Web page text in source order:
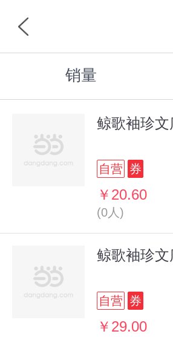
销量
鲸歌袖珍
自营 券
￥20.60
(0人)
鲸歌袖珍
自营 券
￥29.00